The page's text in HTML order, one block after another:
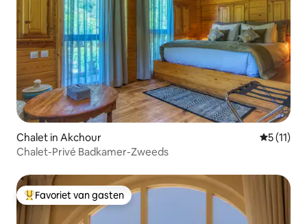
Chalet in Akchour
5 (11)
Chalet-Privé Badkamer-Zweeds
Topfavoriet van gasten
Favoriet van gasten